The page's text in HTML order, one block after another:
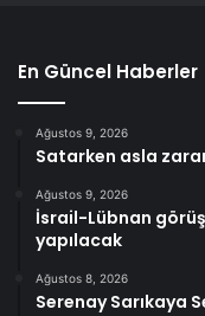
En Güncel Haberler
Ağustos 9, 2026
Satarken asla
Ağustos 9, 2026
İsrail-Lübnan
yapılacak
Ağustos 8, 2026
Serenay Sarıkaya